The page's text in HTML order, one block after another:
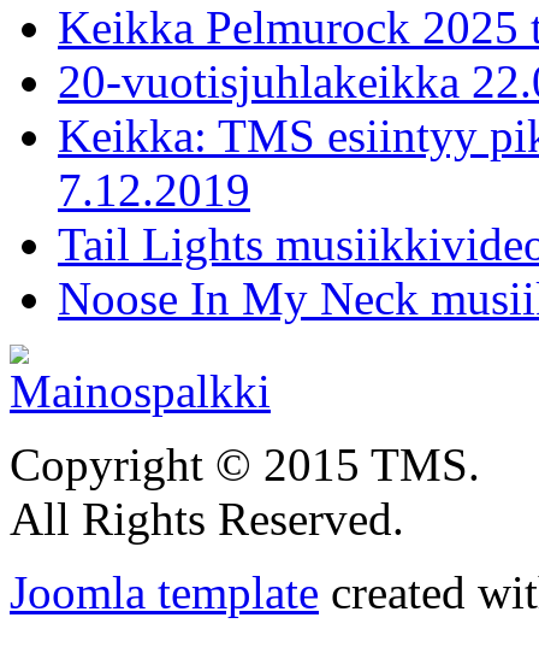
Keikka Pelmurock 2025
20-vuotisjuhlakeikka
Keikka: TMS esiintyy
7.12.2019
Tail Lights
Noose In My Neck
Copyright © 2015 TMS.
All Rights Reserved.
Joomla template created